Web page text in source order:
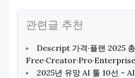
관련글 추천
Descript 가격·플랜 2025
2025년 유망 AI 툴 10선 –